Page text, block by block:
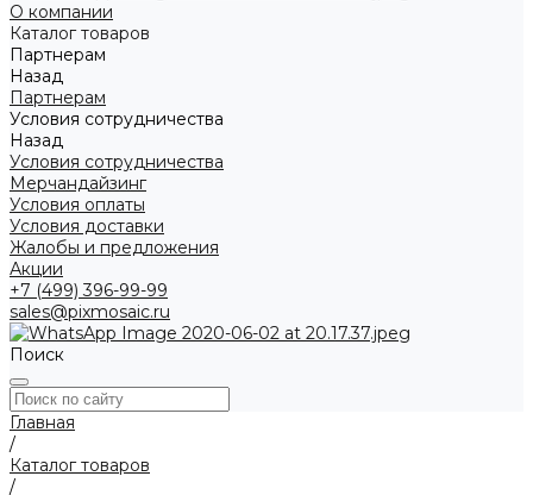
О компании
Каталог товаров
Партнерам
Назад
Партнерам
Условия сотрудничества
Назад
Условия сотрудничества
Мерчандайзинг
Условия оплаты
Условия доставки
Жалобы и предложения
Акции
+7 (499) 396-99-99
sales@pixmosaic.ru
Поиск
Главная
/
Каталог товаров
/